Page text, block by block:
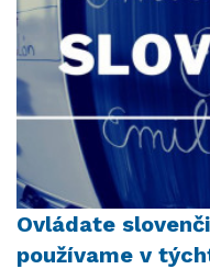
Ovládate
používame v